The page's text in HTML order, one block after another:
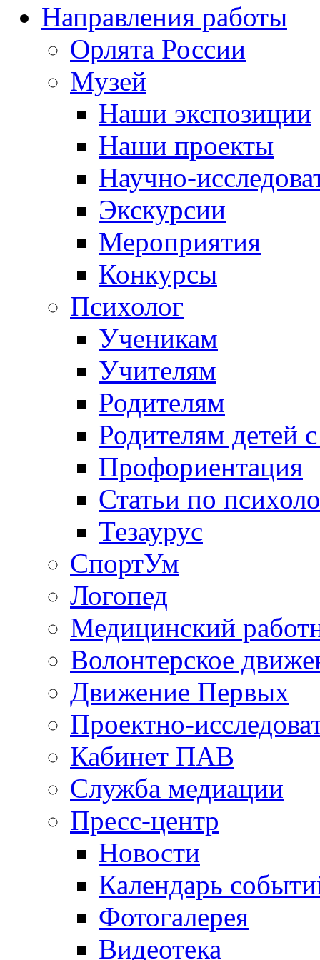
Направления работы
Орлята России
Музей
Наши экспозиции
Наши проекты
Научно-
Экскурсии
Мероприятия
Конкурсы
Психолог
Ученикам
Учителям
Родителям
Родителям детей
Профориентация
Статьи по
Тезаурус
СпортУм
Логопед
Медицинский
Волонтерское
Движение Первых
Проектно-
Кабинет ПАВ
Служба медиации
Пресс-центр
Новости
Календарь
Фотогалерея
Видеотека